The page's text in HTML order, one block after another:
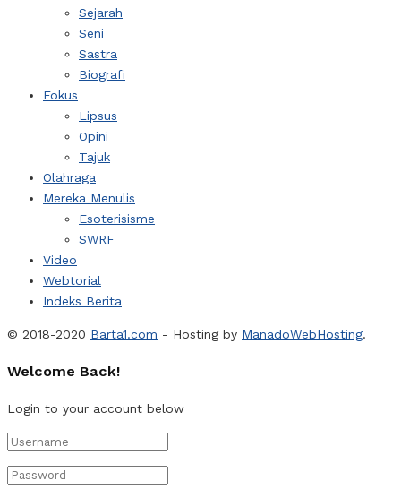
Sejarah
Seni
Sastra
Biografi
Fokus
Lipsus
Opini
Tajuk
Olahraga
Mereka Menulis
Esoterisisme
SWRF
Video
Webtorial
Indeks Berita
© 2018-2020 Barta1.com - Hosting by ManadoWebHosting.
Welcome Back!
Login to your account below